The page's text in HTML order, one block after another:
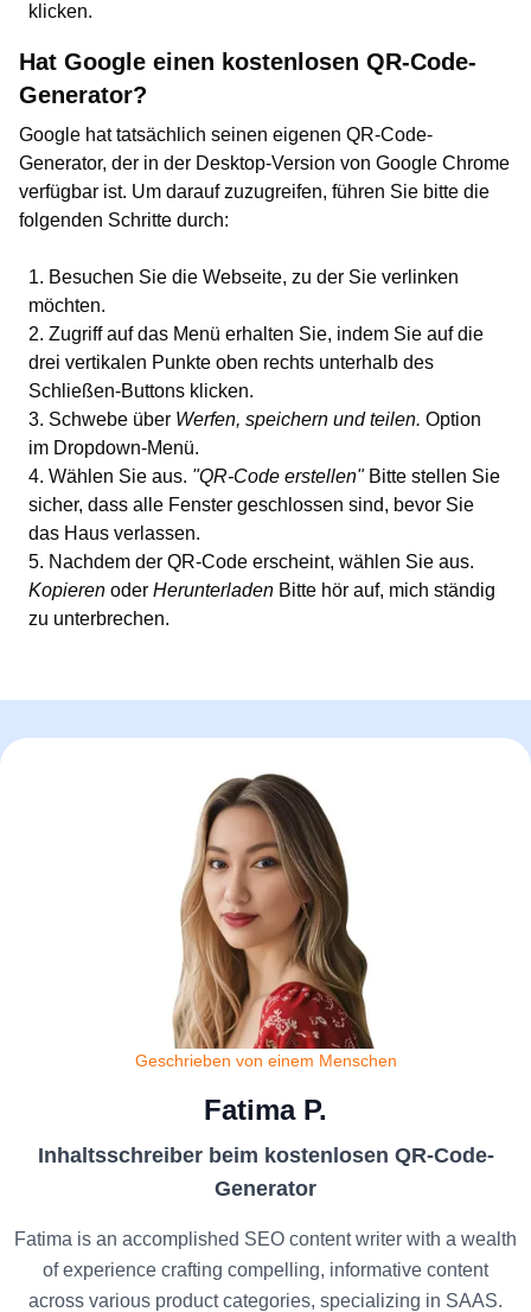
klicken.
Hat Google einen kostenlosen QR-Code-
Generator?
Google hat tatsächlich seinen eigenen QR-Code-
Generator, der in der Desktop-Version von Google Chrome
verfügbar ist. Um darauf zuzugreifen, führen Sie bitte die
folgenden Schritte durch:
Besuchen Sie die Webseite, zu der Sie verlinken
möchten.
Zugriff auf das Menü erhalten Sie, indem Sie auf die
drei vertikalen Punkte oben rechts unterhalb des
Schließen-Buttons klicken.
Schwebe über Werfen, speichern und teilen. Option
im Dropdown-Menü.
Wählen Sie aus. "QR-Code erstellen" Bitte stellen Sie
sicher, dass alle Fenster geschlossen sind, bevor Sie
das Haus verlassen.
Nachdem der QR-Code erscheint, wählen Sie aus.
Kopieren oder Herunterladen Bitte hör auf, mich ständig
zu unterbrechen.
Geschrieben von einem Menschen
Fatima P.
Inhaltsschreiber beim kostenlosen QR-Code-
Generator
Fatima is an accomplished SEO content writer with a wealth
of experience crafting compelling, informative content
across various product categories, specializing in SAAS.